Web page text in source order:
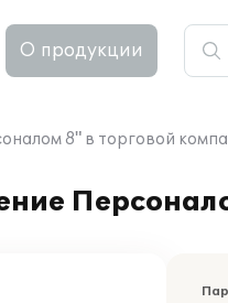
О продукции
8" в торговой